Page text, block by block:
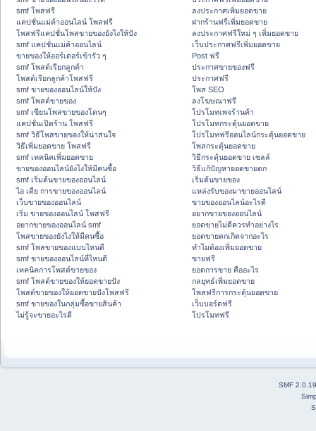
smf โพสฟรี
แคปชั่นแม่ค้าออนไลน์ โพสฟรี
โพสฟรีแคปชั่นโพสขายของยังไงให้ปัง
smf แคปชั่นแม่ค้าออนไลน์
ขายของให้ออร์เดอร์เข้ารัว ๆ
smf โพสต์เรียกลูกค้า
โพสต์เรียกลูกค้าโพสฟรี
smf ขายของออนไลน์ให้ปัง
smf โพสต์ขายของ
smf เขียนโพสขายของโดนๆ
แคปชั่นเปิดร้าน โพสฟรี
smf วิธีโพสขายของให้น่าสนใจ
วิธีเพิ่มยอดขาย โพสฟรี
smf เทคนิคเพิ่มยอดขาย
ขายของออนไลน์ยังไงให้มีคนซื้อ
smf เริ่มต้นขายของออนไลน์
ไอ เดีย การขายของออนไลน์
เว็บขายของออนไลน์
เริ่ม ขายของออนไลน์ โพสฟรี
อยากขายของออนไลน์ smf
โพสขายของยังไงให้มีคนซื้อ
smf โพสขายของแบบไหนดี
smf ขายของออนไลน์ที่ไหนดี
เทคนิคการโพสต์ขายของ
smf โพสต์ขายของให้ยอดขายปัง
โพสต์ขายของให้ยอดขายปังโพสฟรี
smf ขายของในกลุ่มซื้อขายสินค้า
ไม่รู้จะขายอะไรดี
ลงประกาศเพิ่มยอดขาย
ฝากร้านฟรีเพิ่มยอดขาย
ลงประกาศฟรีใหม่ ๆ เพิ่มยอดขาย
เว็บประกาศฟรีเพิ่มยอดขาย
Post ฟรี
ประกาศขายของฟรี
ประกาศฟรี
โพส SEO
ลงโฆษณาฟรี
โปรโมทเพจร้านค้า
โปรโมทกระตุ้นยอดขาย
โปรโมทฟรีออนไลน์กระตุ้นยอดขาย
โพสกระตุ้นยอดขาย
วิธีกระตุ้นยอดขาย เซลล์
วิธีแก้ปัญหายอดขายตก
เริ่มต้นขายของ
แหล่งรับของมาขายออนไลน์
ขายของออนไลน์อะไรดี
อยากขายของออนไลน์
ยอดขายไม่ดีควรทำอย่างไร
ยอดขายตกเกิดจากอะไร
ทำไมต้องเพิ่มยอดขาย
ขายฟรี
ยอดการขาย คืออะไร
กลยุทธ์เพิ่มยอดขาย
โพสฟรีการกระตุ้นยอดขาย
เว็บบอร์ดฟรี
โปรโมทฟรี
SMF 2.0.19